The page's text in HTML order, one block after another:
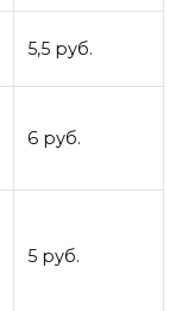
5,5 руб.
6 руб.
5 руб.